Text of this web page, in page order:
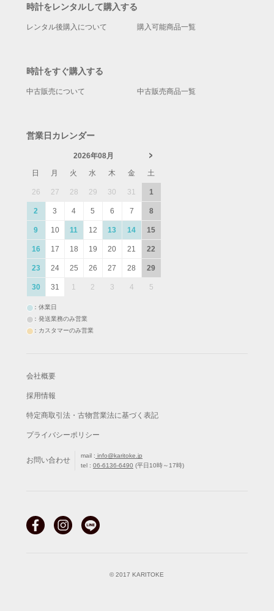
時計をレンタルして購入する
レンタル後購入について 購入可能商品一覧
時計をすぐ購入する
中古販売について 中古販売商品一覧
営業日カレンダー
2026年08月
日
月 火 水 木 金 土
26 27 28 29 30 31 1
2 3 4 5 6 7 8
9 10 11 12 13 14 15
16 17 18 19 20 21 22
23 24 25 26 27 28 29
30 31 1 2 3 4 5
：休業日
：発送業務のみ営業
：カスタマーのみ営業
会社概要
採用情報
特定商取引法・古物営業法に基づく表記
プライバシーポリシー
お問い合わせ
mail : info@karitoke.jp
tel : 06-6136-6490 (平日10時～17時)
© 2017 KARITOKE